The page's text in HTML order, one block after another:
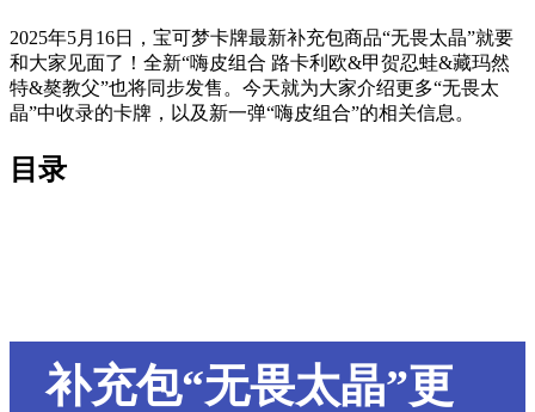
2025年5月16日，宝可梦卡牌最新补充包商品“无畏太晶”就要
和大家见面了！全新“嗨皮组合 路卡利欧&甲贺忍蛙&藏玛然
特&獒教父”也将同步发售。今天就为大家介绍更多“无畏太
晶”中收录的卡牌，以及新一弹“嗨皮组合”的相关信息。
目录
补充包“无畏太晶”更